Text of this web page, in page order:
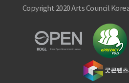
Copyright 2020 Arts Council